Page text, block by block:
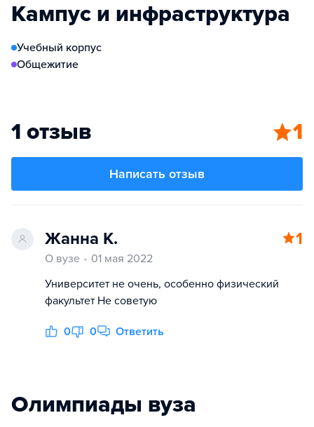
Кампус и инфраструктура
Учебный корпус
Общежитие
1 отзыв 1
Написать отзыв
Жанна К. 1
О вузе
01 мая 2022
Университет не очень, особенно физический
факультет Не советую
0 0 Ответить
Олимпиады вуза